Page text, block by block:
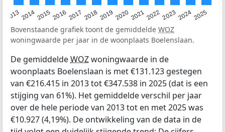
20132014201520162017 20182019 202020212022202320242025
Bovenstaande grafiek toont de gemiddelde WOZ
woningwaarde per jaar in de woonplaats Boelenslaan.
De gemiddeldeWOZwoningwaarde in de
woonplaats Boelenslaan is met €131.123 gestegen
van €216.415 in 2013 tot €347.538 in 2025 (dat is een
stijging van 61%). Het gemiddelde verschil per jaar
over de hele periode van 2013 tot en met 2025 was
€10.927 (4,19%). De ontwikkeling van de data in de